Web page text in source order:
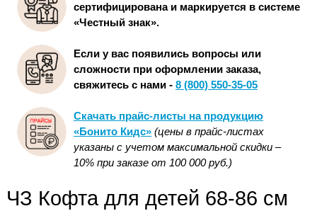
сертифицирована и маркируется в системе
«Честный знак».
Если у вас появились вопросы или
сложности при оформлении заказа,
свяжитесь с нами - 8 (800) 550-35-05
Скачать прайс-листы на продукцию
«Бонито Кидс» (цены в прайс-листах
указаны с учетом максимальной скидки –
10% при заказе от 100 000 руб.)
ЧЗ Кофта для детей 68-86 см